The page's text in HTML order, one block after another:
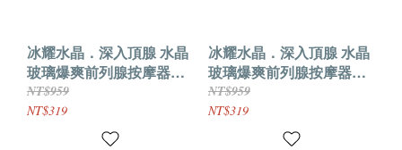
冰耀水晶．深入頂腺 水晶
玻璃爆爽前列腺按摩器
【冰透】
NT$959
NT$319
冰耀水晶．深入頂腺 水晶
玻璃爆爽前列腺按摩器
【黑耀】
NT$959
NT$319